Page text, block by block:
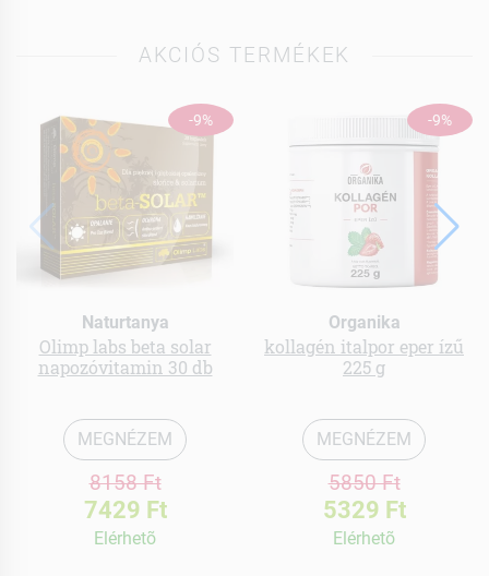
AKCIÓS TERMÉKEK
-9%
Naturtanya
Olimp labs beta solar
napozóvitamin 30 db
MEGNÉZEM
8158 Ft
7429 Ft
Elérhetõ
-9%
Organika
kollagén italpor eper ízű
225 g
MEGNÉZEM
5850 Ft
5329 Ft
Elérhetõ